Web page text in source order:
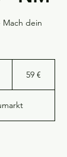
Mach dein
59 €